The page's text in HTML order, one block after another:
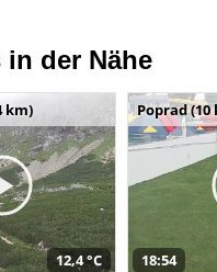
in der Nähe
km)
12,4 °C
Poprad (10
18:54